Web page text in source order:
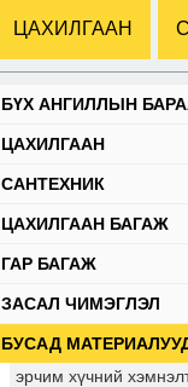
ЦАХИЛГААН
БҮХ АНГИЛЛЫН
ЦАХИЛГААН
САНТЕХНИК
ЦАХИЛГААН БАГАЖ
ГАР БАГАЖ
ЗАСАЛ ЧИМЭГЛЭЛ
БУСАД
эрчим хүчний